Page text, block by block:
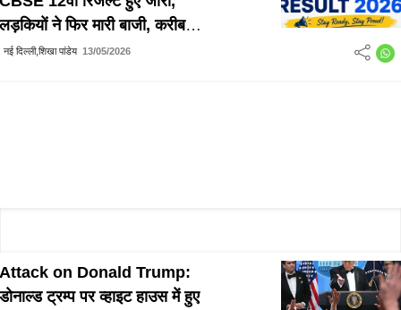
लड़कियों ने फिर मारी बाजी, करीब
85% छात्र हुए पास
नई दिल्ली,शिखा पांडेय 13/05/2026
Attack on Donald Trump:
डोनाल्ड ट्रम्प पर व्हाइट हाउस में हुए